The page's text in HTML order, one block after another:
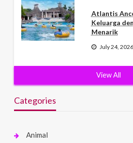
Atlantis
Keluarga
Menarik
July 24, 2026
View All
Categories
Animal